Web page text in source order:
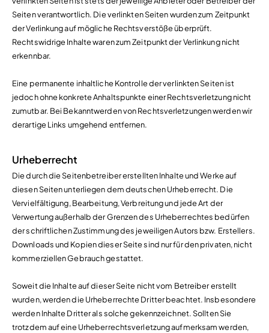
Seiten verantwortlich. Die verlinkten Seiten wurden zum Zeitpunkt
der Verlinkung auf mögliche Rechtsverstöße überprüft.
Rechtswidrige Inhalte waren zum Zeitpunkt der Verlinkung nicht
erkennbar.
Eine permanente inhaltliche Kontrolle der verlinkten Seiten ist
jedoch ohne konkrete Anhaltspunkte einer Rechtsverletzung nicht
zumutbar. Bei Bekanntwerden von Rechtsverletzungen werden wir
derartige Links umgehend entfernen.
Urheberrecht
Die durch die Seitenbetreiber erstellten Inhalte und Werke auf
diesen Seiten unterliegen dem deutschen Urheberrecht. Die
Vervielfältigung, Bearbeitung, Verbreitung und jede Art der
Verwertung außerhalb der Grenzen des Urheberrechtes bedürfen
der schriftlichen Zustimmung des jeweiligen Autors bzw. Erstellers.
Downloads und Kopien dieser Seite sind nur für den privaten, nicht
kommerziellen Gebrauch gestattet.
Soweit die Inhalte auf dieser Seite nicht vom Betreiber erstellt
wurden, werden die Urheberrechte Dritter beachtet. Insbesondere
werden Inhalte Dritter als solche gekennzeichnet. Sollten Sie
trotzdem auf eine Urheberrechtsverletzung aufmerksam werden,